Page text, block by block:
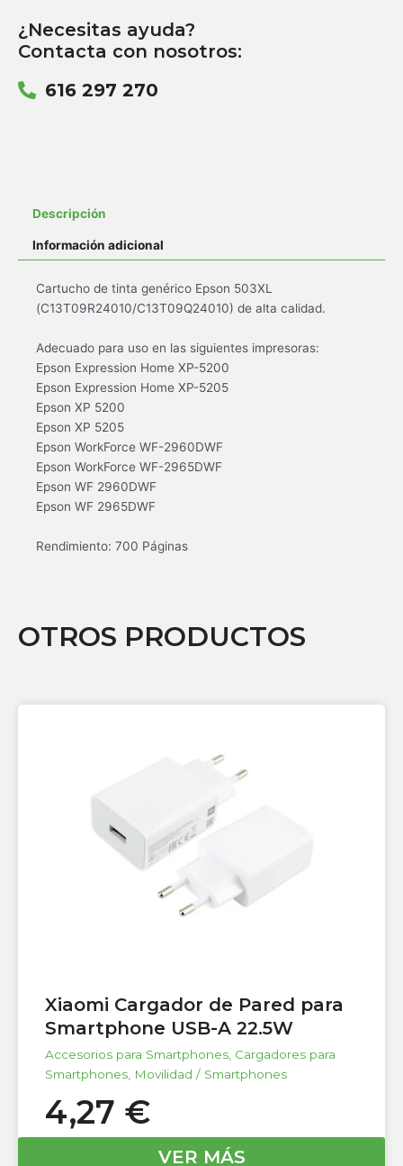
¿Necesitas ayuda?
Contacta con nosotros:
616 297 270
Descripción
Información adicional
Cartucho de tinta genérico Epson 503XL
(C13T09R24010/C13T09Q24010) de alta calidad.
Adecuado para uso en las siguientes impresoras:
Epson Expression Home XP-5200
Epson Expression Home XP-5205
Epson XP 5200
Epson XP 5205
Epson WorkForce WF-2960DWF
Epson WorkForce WF-2965DWF
Epson WF 2960DWF
Epson WF 2965DWF
Rendimiento: 700 Páginas
OTROS PRODUCTOS
Xiaomi Cargador de Pared para
Smartphone USB-A 22.5W
Accesorios para Smartphones Cargadores para
Smartphones Movilidad / Smartphones
4,27 €
VER MÁS